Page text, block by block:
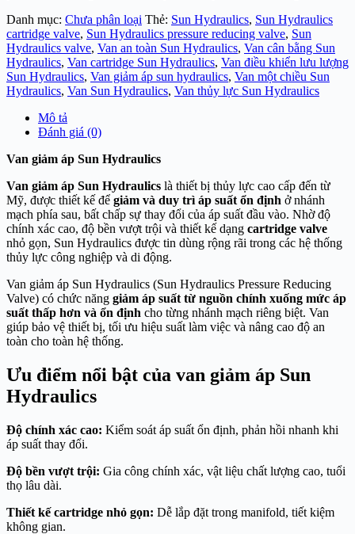
Danh mục: Chưa phân loại Thẻ: Sun Hydraulics, Sun Hydraulics
cartridge valve, Sun Hydraulics pressure reducing valve, Sun
Hydraulics valve, Van an toàn Sun Hydraulics, Van cân bằng Sun
Hydraulics, Van cartridge Sun Hydraulics, Van điều khiển lưu lượng
Sun Hydraulics, Van giảm áp sun hydraulics, Van một chiều Sun
Hydraulics, Van Sun Hydraulics, Van thủy lực Sun Hydraulics
Mô tả
Đánh giá (0)
Van giảm áp Sun Hydraulics
Van giảm áp Sun Hydraulics là thiết bị thủy lực cao cấp đến từ
Mỹ, được thiết kế để giảm và duy trì áp suất ổn định ở nhánh
mạch phía sau, bất chấp sự thay đổi của áp suất đầu vào. Nhờ độ
chính xác cao, độ bền vượt trội và thiết kế dạng cartridge valve
nhỏ gọn, Sun Hydraulics được tin dùng rộng rãi trong các hệ thống
thủy lực công nghiệp và di động.
Van giảm áp Sun Hydraulics (Sun Hydraulics Pressure Reducing
Valve) có chức năng giảm áp suất từ nguồn chính xuống mức áp
suất thấp hơn và ổn định cho từng nhánh mạch riêng biệt. Van
giúp bảo vệ thiết bị, tối ưu hiệu suất làm việc và nâng cao độ an
toàn cho toàn hệ thống.
Ưu điểm nổi bật của van giảm áp Sun
Hydraulics
Độ chính xác cao: Kiểm soát áp suất ổn định, phản hồi nhanh khi
áp suất thay đổi.
Độ bền vượt trội: Gia công chính xác, vật liệu chất lượng cao, tuổi
thọ lâu dài.
Thiết kế cartridge nhỏ gọn: Dễ lắp đặt trong manifold, tiết kiệm
không gian.